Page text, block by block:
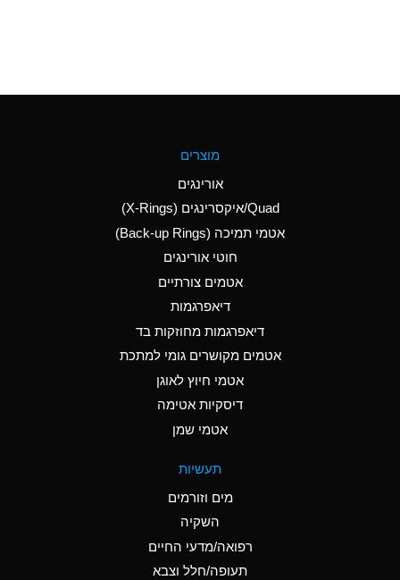
Aluminum Nitrate
(Aqueous)
Aluminum Phosphate
Ammonia Anhydrous
B
Ammonia Gas (cold)
A
Ammonia Gas (hot)
Ammonium Hydroxide
D
מוצרים
אורינגים
Quad/איקסרינגים (X-Rings)
אטמי תמיכה (Back-up Rings)
חוטי אורינגים
אטמים צורתיים
דיאפרגמות
דיאפרגמות מחוזקות בד
אטמים מקושרים גומי למתכת
אטמי חיוץ לאוגן
דיסקיות אטימה
אטמי שמן
תעשיות
מים וזורמים
השקיה
רפואה/מדעי החיים
תעופה/חלל וצבא